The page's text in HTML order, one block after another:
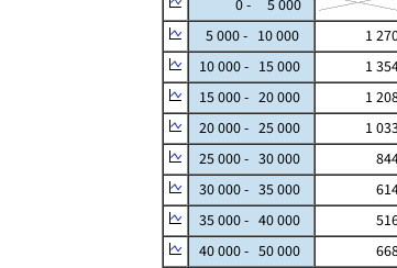
0 - 5 000
5 000 - 10 000
1
10 000 - 15 000
1
15 000 - 20 000
1
20 000 - 25 000
1
25 000 - 30 000
30 000 - 35 000
35 000 - 40 000
40 000 - 50 000